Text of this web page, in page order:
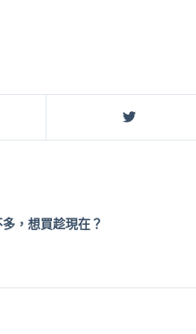
，想買趁現在？